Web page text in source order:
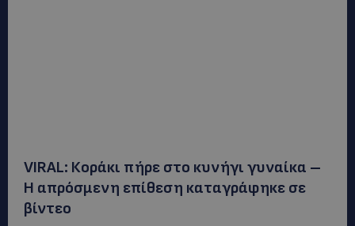
VIRAL: Κοράκι πήρε στο κυνήγι γυναίκα –
Η απρόσμενη επίθεση καταγράφηκε σε
βίντεο